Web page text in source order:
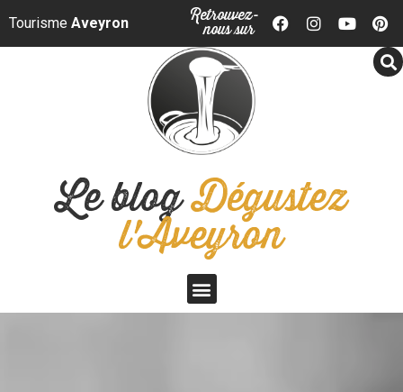
Panneau de gestion des cookies
Tourisme Aveyron Retrouvez-
nous sur
Le blogDégustez
l'Aveyron